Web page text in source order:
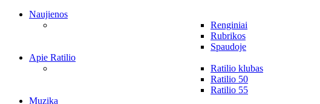
Naujienos
Renginiai
Rubrikos
Spaudoje
Apie Ratilio
Ratilio klubas
Ratilio 50
Ratilio 55
Muzika